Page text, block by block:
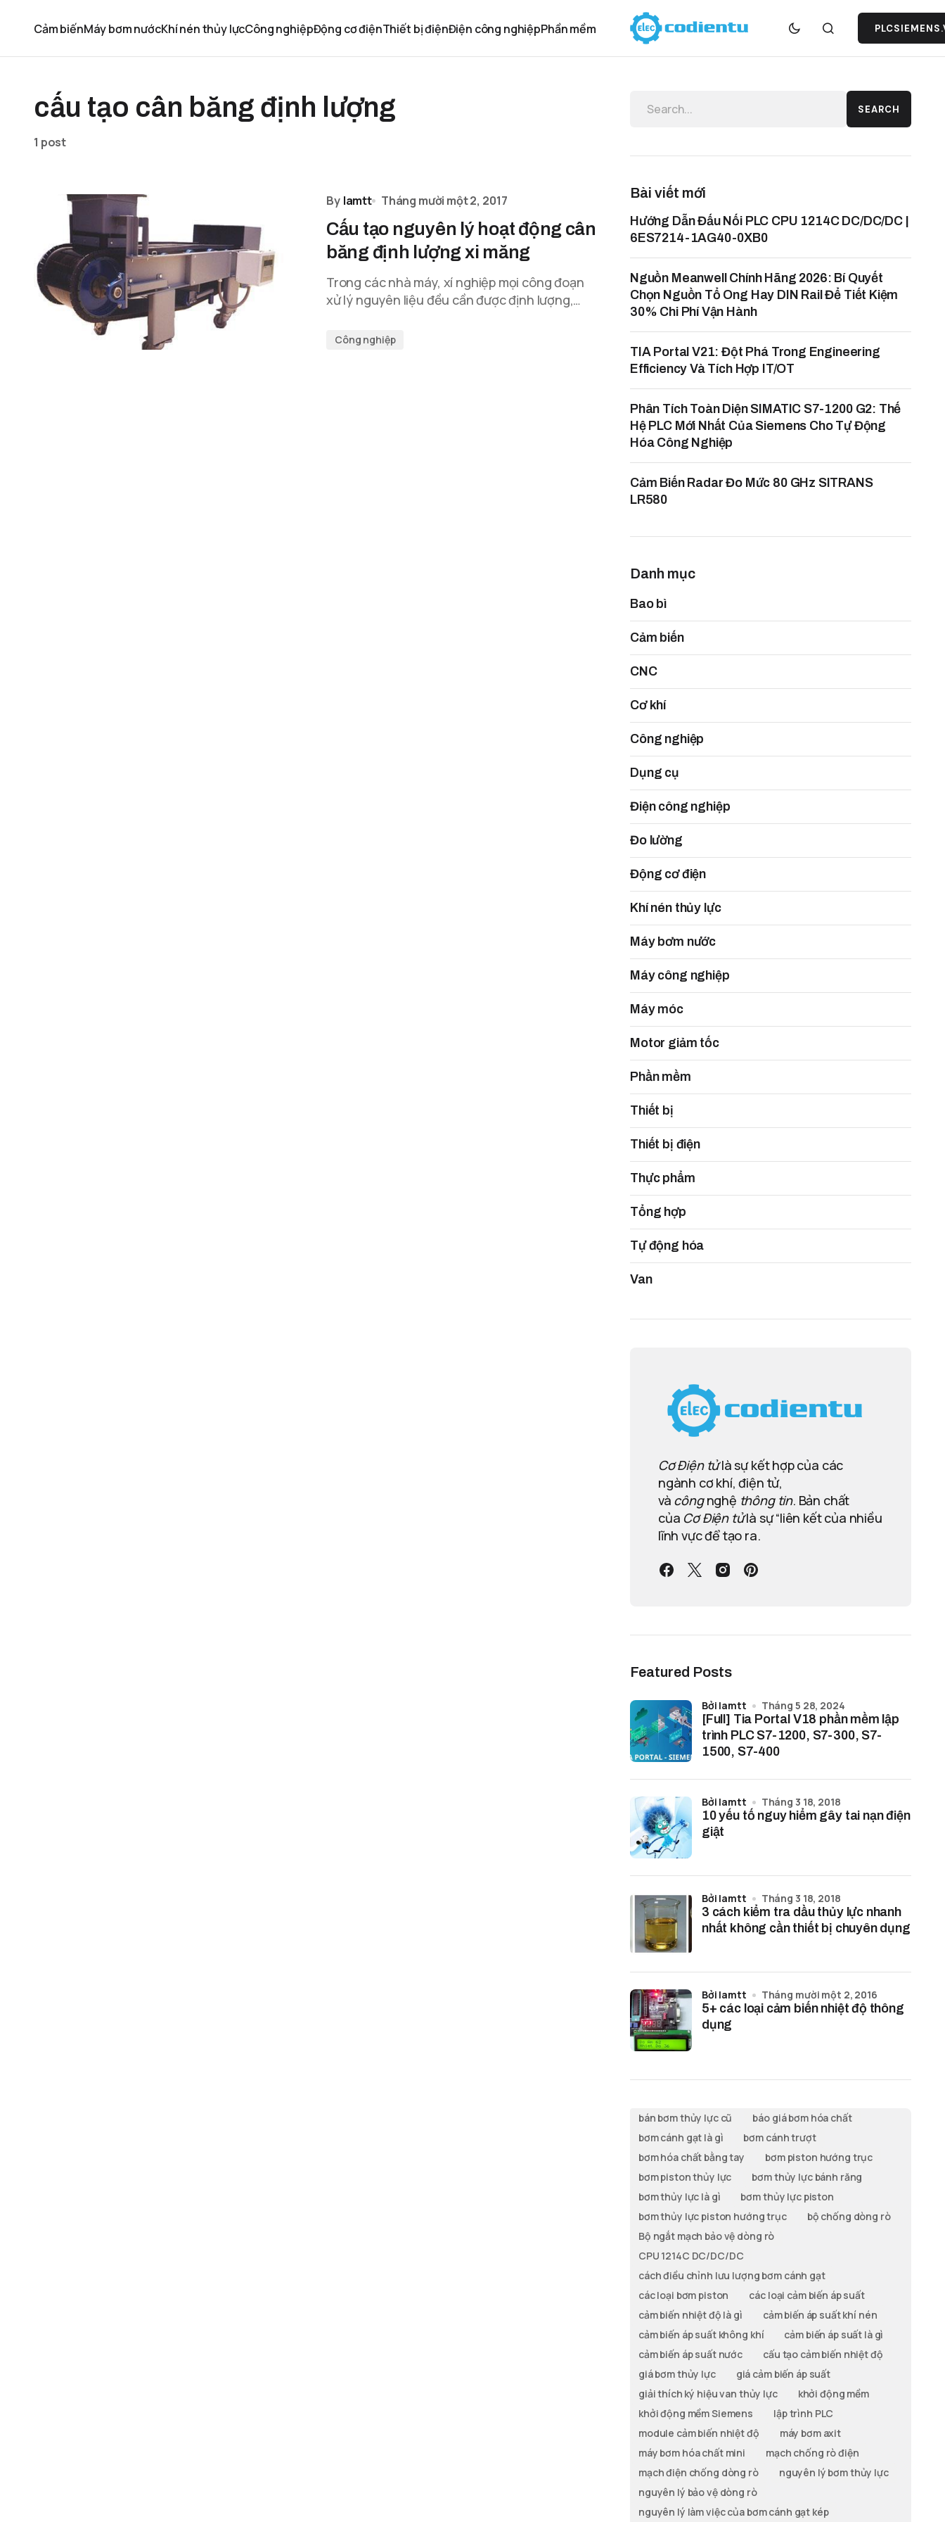
Cảm biếnMáy bơm nướcKhí nén thủy lựcCông nghiệpĐộng cơ điệnThiết bị điệnĐiện công nghiệpPhần mềm
cấu tạo cân băng định lượng
1 post
By lamtt Tháng mười một 2, 2017
Cấu tạo nguyên lý hoạt động cân
băng định lượng xi măng
Trong các nhà máy, xí nghiệp mọi công đoạn
xử lý nguyên liệu đều cần được định lượng,…
Công nghiệp
SEARCH
Bài viết mới
Hướng Dẫn Đấu Nối PLC CPU 1214C DC/DC/DC |
6ES7214-1AG40-0XB0
Nguồn Meanwell Chính Hãng 2026: Bí Quyết
Chọn Nguồn Tổ Ong Hay DIN Rail Để Tiết Kiệm
30% Chi Phí Vận Hành
TIA Portal V21: Đột Phá Trong Engineering
Efficiency Và Tích Hợp IT/OT
Phân Tích Toàn Diện SIMATIC S7-1200 G2: Thế
Hệ PLC Mới Nhất Của Siemens Cho Tự Động
Hóa Công Nghiệp
Cảm Biến Radar Đo Mức 80 GHz SITRANS
LR580
Danh mục
Bao bì
Cảm biến
CNC
Cơ khí
Công nghiệp
Dụng cụ
Điện công nghiệp
Đo lường
Động cơ điện
Khí nén thủy lực
Máy bơm nước
Máy công nghiệp
Máy móc
Motor giảm tốc
Phần mềm
Thiết bị
Thiết bị điện
Thực phẩm
Tổng hợp
Tự động hóa
Van
Cơ Điện tửlà sự kết hợp của các
ngành cơ khí, điện tử,
và côngnghệ thông tin. Bản chất
của Cơ Điện tửlà sự “liên kết của nhiều
lĩnh vực để tạo ra.
Featured Posts
[Full] Tia Portal V18 phần mềm lập
trình PLC S7-1200, S7-300, S7-
1500, S7-400
bởi lamtt Tháng 5 28, 2024
10 yếu tố nguy hiểm gây tai nạn điện
giật
bởi lamtt Tháng 3 18, 2018
3 cách kiểm tra dầu thủy lực nhanh
nhất không cần thiết bị chuyên dụng
bởi lamtt Tháng 3 18, 2018
5+ các loại cảm biến nhiệt độ thông
dụng
bởi lamtt Tháng mười một 2, 2016
bán bơm thủy lực cũ
báo giá bơm hóa chất
bơm cánh gạt là gì
bơm cánh trượt
bơm hóa chất bằng tay
bơm piston hướng trục
bơm piston thủy lực
bơm thủy lực bánh răng
bơm thủy lực là gì
bơm thủy lực piston
bơm thủy lực piston hướng trục
bộ chống dòng rò
Bộ ngắt mạch bảo vệ dòng rò
CPU 1214C DC/DC/DC
cách điều chỉnh lưu lượng bơm cánh gạt
các loại bơm piston
các loại cảm biến áp suất
cảm biến nhiệt độ là gì
cảm biến áp suất khí nén
cảm biến áp suất không khí
cảm biến áp suất là gì
cảm biến áp suất nước
cấu tạo cảm biến nhiệt độ
giá bơm thủy lực
giá cảm biến áp suất
giải thích ký hiệu van thủy lực
khởi động mềm
khởi động mềm Siemens
lập trình PLC
module cảm biến nhiệt độ
máy bơm axit
máy bơm hóa chất mini
mạch chống rò điện
mạch điện chống dòng rò
nguyên lý bơm thủy lực
nguyên lý bảo vệ dòng rò
nguyên lý làm việc của bơm cánh gạt kép